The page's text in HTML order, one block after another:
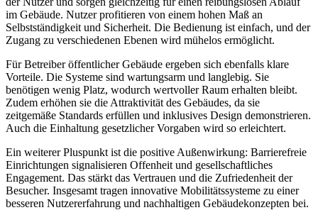
im Gebäude. Nutzer profitieren von einem hohen Maß an
Selbstständigkeit und Sicherheit. Die Bedienung ist einfach, und der
Zugang zu verschiedenen Ebenen wird mühelos ermöglicht.
Für Betreiber öffentlicher Gebäude ergeben sich ebenfalls klare
Vorteile. Die Systeme sind wartungsarm und langlebig. Sie
benötigen wenig Platz, wodurch wertvoller Raum erhalten bleibt.
Zudem erhöhen sie die Attraktivität des Gebäudes, da sie
zeitgemäße Standards erfüllen und inklusives Design demonstrieren.
Auch die Einhaltung gesetzlicher Vorgaben wird so erleichtert.
Ein weiterer Pluspunkt ist die positive Außenwirkung: Barrierefreie
Einrichtungen signalisieren Offenheit und gesellschaftliches
Engagement. Das stärkt das Vertrauen und die Zufriedenheit der
Besucher. Insgesamt tragen innovative Mobilitätssysteme zu einer
besseren Nutzererfahrung und nachhaltigen Gebäudekonzepten bei.